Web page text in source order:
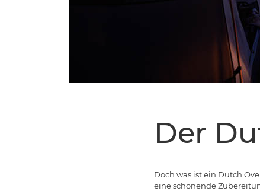
Der
Doch was ist ein Dutch
eine schonende